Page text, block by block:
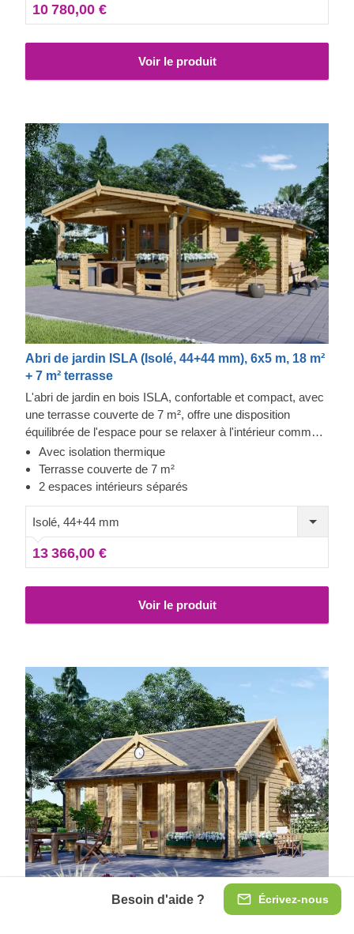
10 780,00 €
Voir le produit
Abri de jardin ISLA (Isolé, 44+44 mm), 6x5 m, 18 m²
+ 7 m² terrasse
L'abri de jardin en bois ISLA, confortable et compact, avec
une terrasse couverte de 7 m², offre une disposition
équilibrée de l'espace pour se relaxer à l'intérieur comme à
l'extérieur. Si vous êtes à la recherche d'un abri de style
traditionnel pour votre jardin, qui ne surchargera pas votre
jardin tout en offrant une fonctionnalité optimale, ce modèle
Avec isolation thermique
Terrasse couverte de 7 m²
2 espaces intérieurs séparés
Isolé, 44+44 mm
13 366,00 €
Voir le produit
Abri de jardin CLOCKHOUSE (Isolé, 44+44 mm),
Écrivez-nous
Besoin d'aide ?